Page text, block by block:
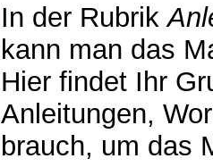
In der Rubrik
kann man das
Hier findet Ihr
Anleitungen,
brauch, um das